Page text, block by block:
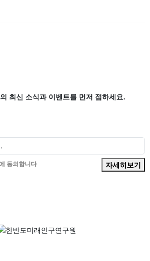
최신 소식과 이벤트를 먼저 접하세요.
동의합니다
자세히보기